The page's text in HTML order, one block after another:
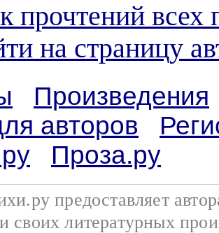
прочтений всех
на страницу
Произведения
авторов
Проза.ру
предоставляет
своих литературных